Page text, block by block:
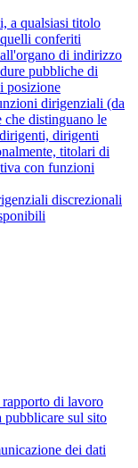
a qualsiasi titolo
conferiti
di indirizzo
pubbliche di
posizione
dirigenziali (da
che distinguano le
dirigenti
titolari di
con funzioni
discrezionali
di lavoro
pubblicare sul sito
dei dati